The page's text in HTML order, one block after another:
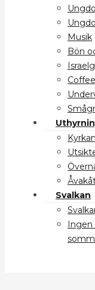
Musik
Bön
Kyrkan
Svalkan
Ingen